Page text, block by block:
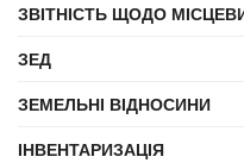
ЗВІТНІСТЬ ЩОДО
ЗЕД
ЗЕМЕЛЬНІ ВІДНОСИНИ
ІНВЕНТАРИЗАЦІЯ